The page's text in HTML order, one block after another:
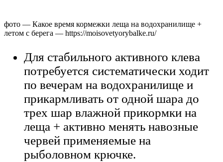
фото — Какое время кормежки леща на водохранилище +
летом с берега — https://moisovetyorybalke.ru/
Для стабильного активного клева
потребуется систематически ходит
по вечерам на водохранилище и
прикармливать от одной шара до
трех шар влажной прикормки на
леща + активно менять навозные
червей применяемые на
рыболовном крючке.